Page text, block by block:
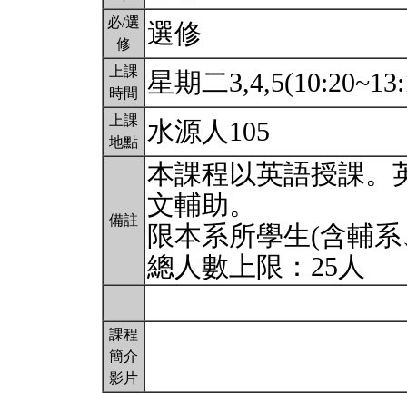
必/選
修
選修
上課
時間
星期二
上課
地點 水源人105
備註
本課程以英語授課。
文輔助。
限本系所學生(含輔
總人數上限：25人
課程
簡介
影片